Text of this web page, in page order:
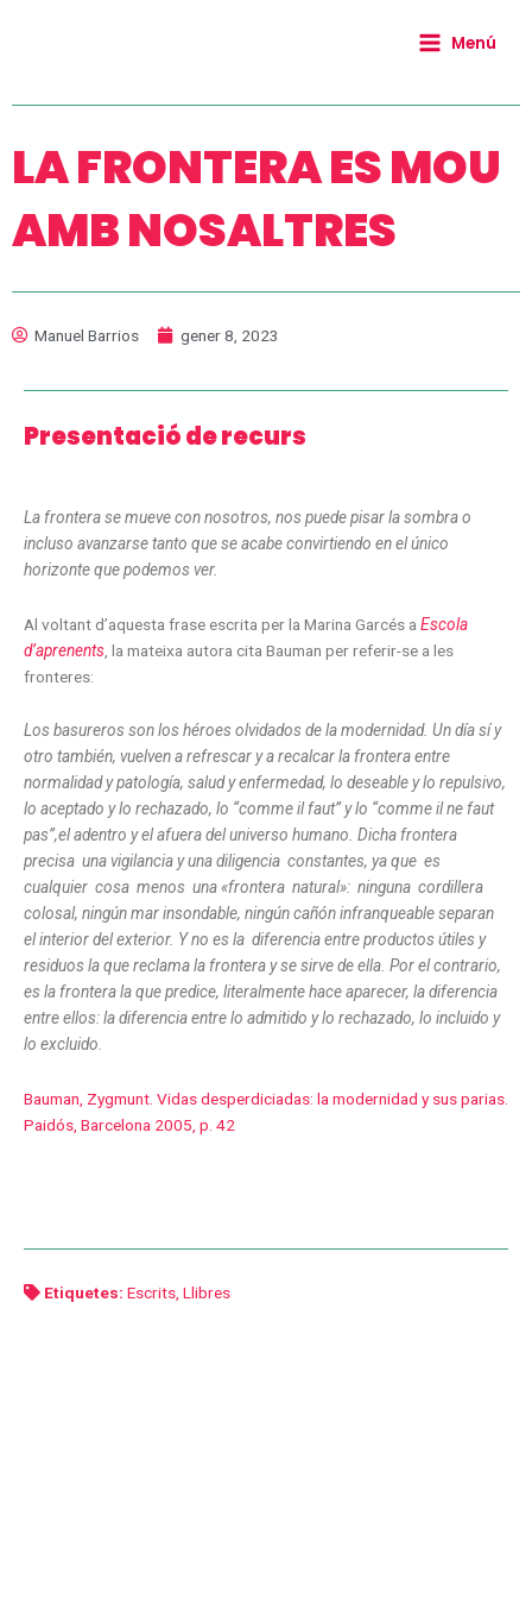
Menú
LA FRONTERA ES MOU
AMB NOSALTRES
Manuel Barrios gener 8, 2023
Presentació de recurs
La frontera se mueve con nosotros, nos puede pisar la sombra o
incluso avanzarse tanto que se acabe convirtiendo en el único
horizonte que podemos ver.
Al voltant d’aquesta frase escrita per la Marina Garcés a Escola
d’aprenents , la mateixa autora cita Bauman per referir-se a les
fronteres:
Los basureros son los héroes olvidados de la modernidad. Un día sí y
otro también, vuelven a refrescar y a recalcar la frontera en­tre
normalidad y patología, salud y enfermedad, lo deseable y lo re­pulsivo,
lo aceptado y lo rechazado, lo “comme il faut” y lo “comme il ne faut
pas”,el adentro y el afuera del universo humano. Dicha fron­tera
precisa una vigilancia y una diligencia constantes, ya que es
cualquier cosa menos una «frontera natural»: ninguna cordillera
colosal, ningún mar insondable, ningún cañón infranqueable sepa­ran
el interior del exterior. Y no es la diferencia entre productos útiles y
residuos la que reclama la frontera y se sirve de ella. Por el contrario,
es la frontera la que predice, literalmente hace aparecer, la diferencia
entre ellos: la diferencia entre lo admitido y lo recha­zado, lo incluido y
lo excluido.
Bauman, Zygmunt. Vidas desperdiciadas: la modernidad y sus parias.
Paidós, Barcelona 2005, p. 42
Etiquetes: Escrits, Llibres